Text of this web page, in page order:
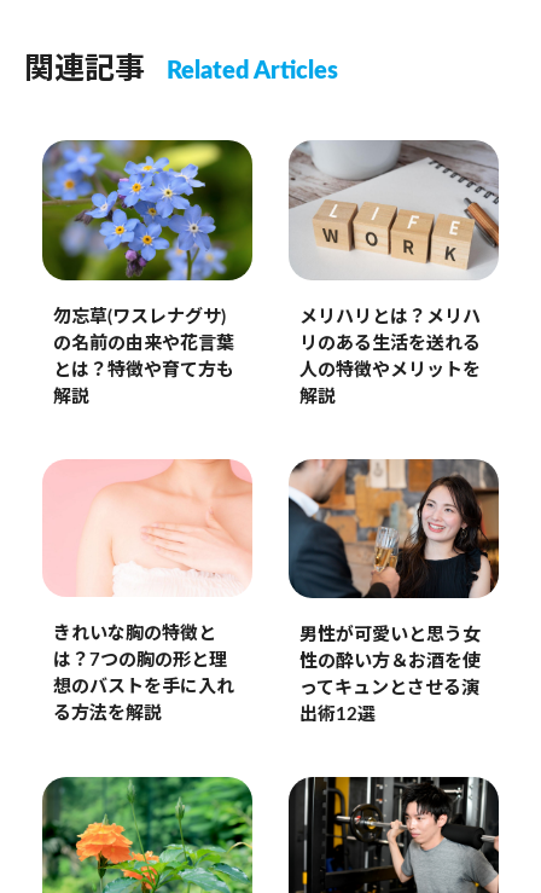
関連記事 Related Articles
勿忘草(ワスレナグサ)
の名前の由来や花言葉
とは？特徴や育て方も
解説
メリハリとは？メリハ
リのある生活を送れる
人の特徴やメリットを
解説
きれいな胸の特徴と
は？7つの胸の形と理
想のバストを手に入れ
る方法を解説
男性が可愛いと思う女
性の酔い方＆お酒を使
ってキュンとさせる演
出術12選